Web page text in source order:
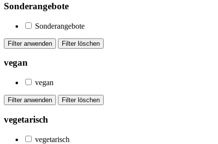
Sonderangebote
Sonderangebote
vegan
vegan
vegetarisch
vegetarisch